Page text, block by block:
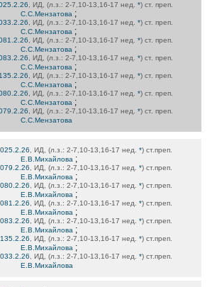
, ИД, (л.з.: 2-7,10-13,16-17 нед. *) ст. преп.
С.С.Мензатова ;
, ИД, (л.з.: 2-7,10-13,16-17 нед. *) ст. преп.
С.С.Мензатова ;
, ИД, (л.з.: 2-7,10-13,16-17 нед. *) ст. преп.
С.С.Мензатова ;
, ИД, (л.з.: 2-7,10-13,16-17 нед. *) ст. преп.
С.С.Мензатова ;
, ИД, (л.з.: 2-7,10-13,16-17 нед. *) ст. преп.
С.С.Мензатова ;
, ИД, (л.з.: 2-7,10-13,16-17 нед. *) ст. преп.
С.С.Мензатова ;
, ИД, (л.з.: 2-7,10-13,16-17 нед. *) ст. преп.
С.С.Мензатова
, ИД, (л.з.: 2-7,10-13,16-17 нед. *) ст.преп.
Е.В.Михайлова ;
, ИД, (л.з.: 2-7,10-13,16-17 нед. *) ст.преп.
Е.В.Михайлова ;
, ИД, (л.з.: 2-7,10-13,16-17 нед. *) ст.преп.
Е.В.Михайлова ;
, ИД, (л.з.: 2-7,10-13,16-17 нед. *) ст.преп.
Е.В.Михайлова ;
, ИД, (л.з.: 2-7,10-13,16-17 нед. *) ст.преп.
Е.В.Михайлова ;
, ИД, (л.з.: 2-7,10-13,16-17 нед. *) ст.преп.
Е.В.Михайлова ;
, ИД, (л.з.: 2-7,10-13,16-17 нед. *) ст.преп.
Е.В.Михайлова